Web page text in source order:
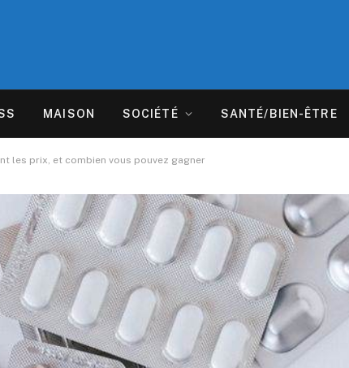
MAISON SOCIÉTÉ SANTÉ/BIEN-ÊTRE
les prix, et combien vous pouvez gagner